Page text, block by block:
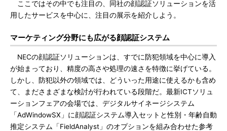
ここではその中でも注目の、同社の顔認証ソリューションを活
用したサービスを中心に、注目の展示を紹介しよう。
マーケティング分野にも広がる顔認証システム
NECの顔認証ソリューションは、すでに防犯領域を中心に導入
が始まっており、精度の高さや処理の速さを特徴に挙げている。
しかし、防犯以外の領域では、どういった用途に使えるかも含め
て、まださまざまな検討が行われている段階だ。最新ICTソリュ
ーションフェアの会場では、デジタルサイネージシステム
「AdWindowSX」に顔認証システム導入セットと性別・年齢自動
推定システム「FieldAnalyst」のオプションを組み合わせた参考